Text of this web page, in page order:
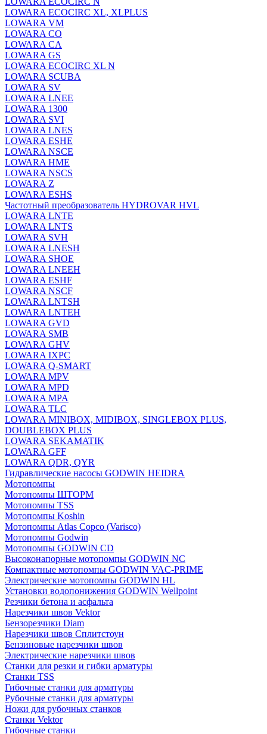
LOWARA ECOCIRC XL, XLPLUS
LOWARA VM
LOWARA CO
LOWARA CA
LOWARA GS
LOWARA ECOCIRC XL N
LOWARA SCUBA
LOWARA SV
LOWARA LNEE
LOWARA 1300
LOWARA SVI
LOWARA LNES
LOWARA ESHE
LOWARA NSCE
LOWARA HME
LOWARA NSCS
LOWARA Z
LOWARA ESHS
Частотный преобразователь HYDROVAR HVL
LOWARA LNTE
LOWARA LNTS
LOWARA SVH
LOWARA LNESH
LOWARA SHOE
LOWARA LNEEH
LOWARA ESHF
LOWARA NSCF
LOWARA LNTSH
LOWARA LNTEH
LOWARA GVD
LOWARA SMB
LOWARA GHV
LOWARA IXPС
LOWARA Q-SMART
LOWARA MPV
LOWARA MPD
LOWARA MPA
LOWARA TLC
LOWARA MINIBOX, MIDIBOX, SINGLEBOX PLUS,
DOUBLEBOX PLUS
LOWARA SEKAMATIK
LOWARA GFF
LOWARA QDR, QYR
Гидравлические насосы GODWIN HEIDRA
Мотопомпы
Мотопомпы ШТОРМ
Мотопомпы TSS
Мотопомпы Koshin
Мотопомпы Atlas Copco (Varisco)
Мотопомпы Godwin
Мотопомпы GODWIN CD
Высоконапорные мотопомпы GODWIN NC
Компактные мотопомпы GODWIN VAC-PRIME
Электрические мотопомпы GODWIN HL
Установки водопонижения GODWIN Wellpoint
Резчики бетона и асфальта
Нарезчики швов Vektor
Бензорезчики Diam
Нарезчики швов Сплитстоун
Бензиновые нарезчики швов
Электрические нарезчики швов
Станки для резки и гибки арматуры
Станки TSS
Гибочные станки для арматуры
Рубочные станки для арматуры
Ножи для рубочных станков
Станки Vektor
Гибочные станки